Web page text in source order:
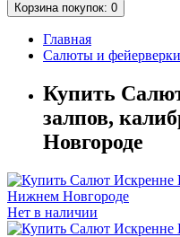
Корзинапокупок: 0
Главная
Салюты и фейерверки
Купить
залпов,
Новгороде
Нет в наличии